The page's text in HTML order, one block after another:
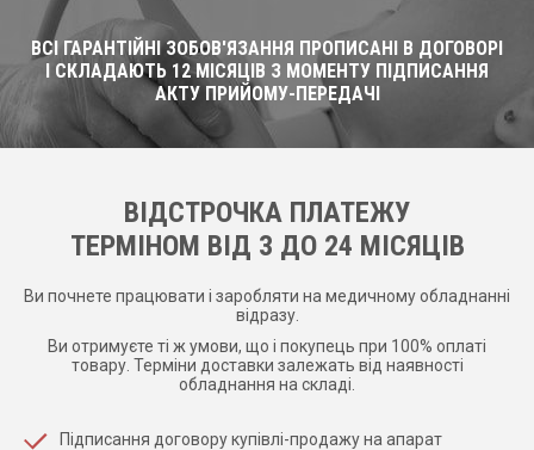
ВСІ ГАРАНТІЙНІ ЗОБОВ'ЯЗАННЯ ПРОПИСАНІ В ДОГОВОРІ
І СКЛАДАЮТЬ 12 МІСЯЦІВ З МОМЕНТУ ПІДПИСАННЯ
АКТУ ПРИЙОМУ-ПЕРЕДАЧІ
ВІДСТРОЧКА ПЛАТЕЖУ
ТЕРМІНОМ ВІД 3 ДО 24 МІСЯЦІВ
Ви почнете працювати і заробляти на медичному обладнанні
відразу.
Ви отримуєте ті ж умови, що і покупець при 100% оплаті
товару. Терміни доставки залежать від наявності
обладнання на складі.
Підписання договору купівлі-продажу на апарат